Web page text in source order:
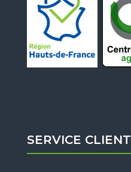
SERVICE CLIENT